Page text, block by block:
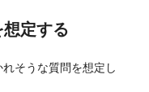
定する
そうな質問を想定し